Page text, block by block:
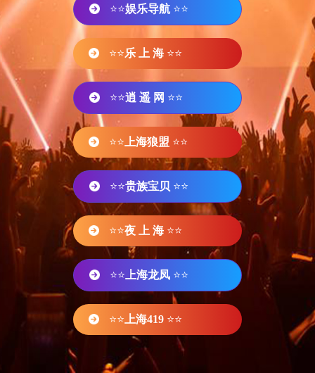
⭐⭐娱乐导航 ⭐⭐
⭐⭐乐 上 海 ⭐⭐
⭐⭐逍 遥 网 ⭐⭐
⭐⭐ 上海狼盟 ⭐⭐
⭐⭐贵族宝贝 ⭐⭐
⭐⭐夜 上 海 ⭐⭐
⭐⭐ 上海龙凤 ⭐⭐
⭐⭐ 上海419 ⭐⭐